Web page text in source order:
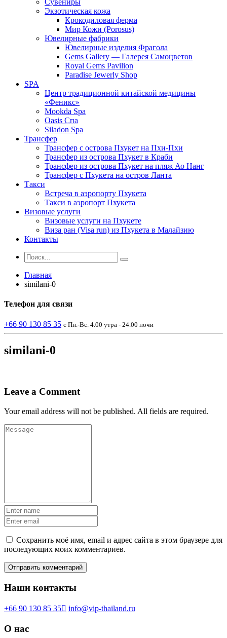
Сувениры
Экзотическая кожа
Крокодиловая ферма
Мир Кожи (Porosus)
Ювелирные фабрики
Ювелирные изделия Фрагола
Gems Gallery — Галерея Самоцветов
Royal Gems Pavilion
Paradise Jewerly Shop
SPA
Центр традиционной китайской медицины
«Феникс»
Mookda Spa
Oasis Спа
Siladon Spa
Трансфер
Трансфер с острова Пхукет на Пхи-Пхи
Трансфер из острова Пхукет в Краби
Трансфер из острова Пхукет на пляж Ао Нанг
Трансфер с Пхукета на остров Ланта
Такси
Встреча в аэропорту Пхукета
Такси в аэропорт Пхукета
Визовые услуги
Визовые услуги на Пхукете
Виза ран (Visa run) из Пхукета в Малайзию
Контакты
Главная
similani-0
Телефон для связи
+66 90 130 85 35 с Пн.-Вс. 4.00 утра - 24.00 ночи
similani-0
Leave a Comment
Your email address will not be published. All fields are required.
Сохранить моё имя, email и адрес сайта в этом браузере для
последующих моих комментариев.
Наши контакты
+66 90 130 85 35 info@vip-thailand.ru
О нас